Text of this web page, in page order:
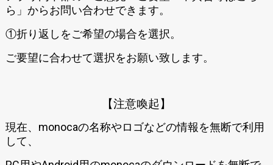
ら」からお問い合わせできます。
①折り返しをご希望の場合を選択。
ご要望に合わせて選択をお願い致します。
【注意喚起】
現在、monocaの名称やロゴなどの情報を無断で利用
して、